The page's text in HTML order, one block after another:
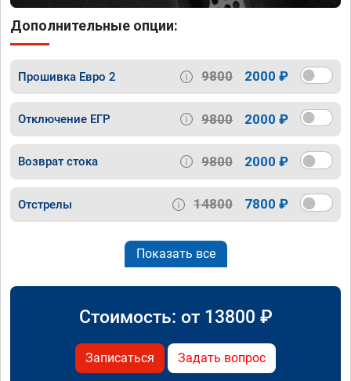
Дополнительные опции:
Прошивка Евро 2 9800 2000 ₽
Отключение ЕГР 9800 2000 ₽
Возврат стока 9800 2000 ₽
Отстрелы 14800 7800 ₽
Показать все
Стоимость: от 13800 ₽
Записаться Задать вопрос